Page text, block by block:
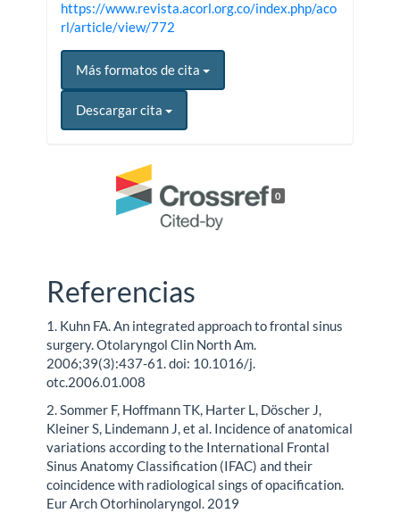
https://www.revista.acorl.org.co/index.php/aco
rl/article/view/772
Más formatos de cita
Descargar cita
0
Referencias
1. Kuhn FA. An integrated approach to frontal sinus
surgery. Otolaryngol Clin North Am.
2006;39(3):437-61. doi: 10.1016/j.
otc.2006.01.008
2. Sommer F, Hoffmann TK, Harter L, Döscher J,
Kleiner S, Lindemann J, et al. Incidence of anatomical
variations according to the International Frontal
Sinus Anatomy Classification (IFAC) and their
coincidence with radiological sings of opacification.
Eur Arch Otorhinolaryngol. 2019